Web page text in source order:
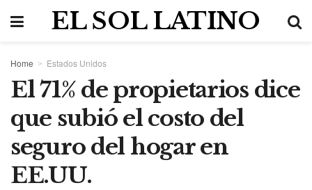
EL SOL LATINO
Home Estados Unidos
El 71% de propietarios dice
que subió el costo del
seguro del hogar en
EE.UU.